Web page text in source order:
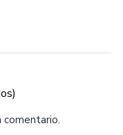
comentario.